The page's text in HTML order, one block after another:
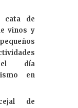
cata de
vinos y
el día
en
de